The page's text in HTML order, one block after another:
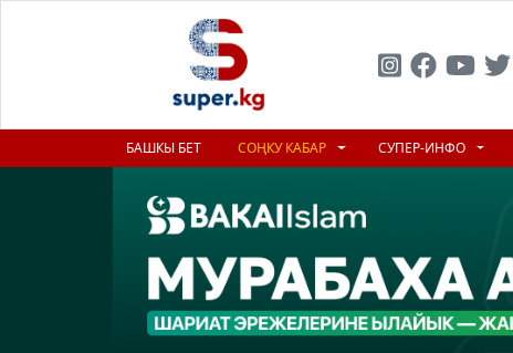
БАШКЫ БЕТ СОҢКУ КАБАР СУПЕР-ИНФО